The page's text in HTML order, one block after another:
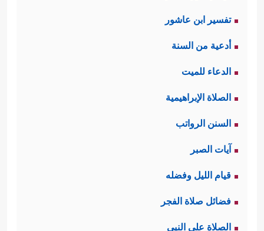
تفسير ابن عاشور
أدعية من السنة
الدعاء للميت
الصلاة الإبراهيمية
السنن الرواتب
آيات الصبر
قيام الليل وفضله
فضائل صلاة الفجر
الصلاة على النبي